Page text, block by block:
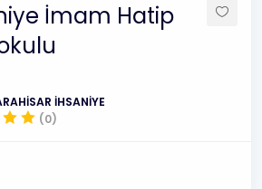
İmam Hatip
İHSANİYE
(0)